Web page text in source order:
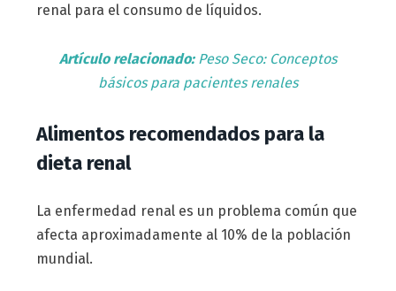
renal para el consumo de líquidos.
Artículo relacionado:Peso Seco: Conceptos
básicos para pacientes renales
Alimentos recomendados para la
dieta renal
La enfermedad renal es un problema común que
afecta aproximadamente al 10% de la población
mundial.